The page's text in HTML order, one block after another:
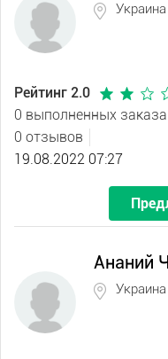
Рейтинг 2.0
0 выполненных заказа
0 отзывов
19.08.2022 07:27
Ананий